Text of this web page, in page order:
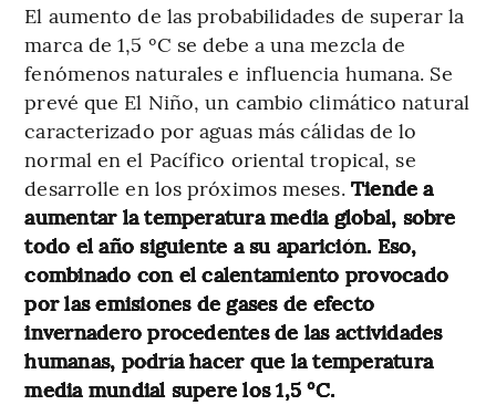
El aumento de las probabilidades de superar la
marca de 1,5 ºC se debe a una mezcla de
fenómenos naturales e influencia humana. Se
prevé que El Niño, un cambio climático natural
caracterizado por aguas más cálidas de lo
normal en el Pacífico oriental tropical, se
desarrolle en los próximos meses. Tiende a
aumentar la temperatura media global, sobre
todo el año siguiente a su aparición. Eso,
combinado con el calentamiento provocado
por las emisiones de gases de efecto
invernadero procedentes de las actividades
humanas, podría hacer que la temperatura
media mundial supere los 1,5 °C.